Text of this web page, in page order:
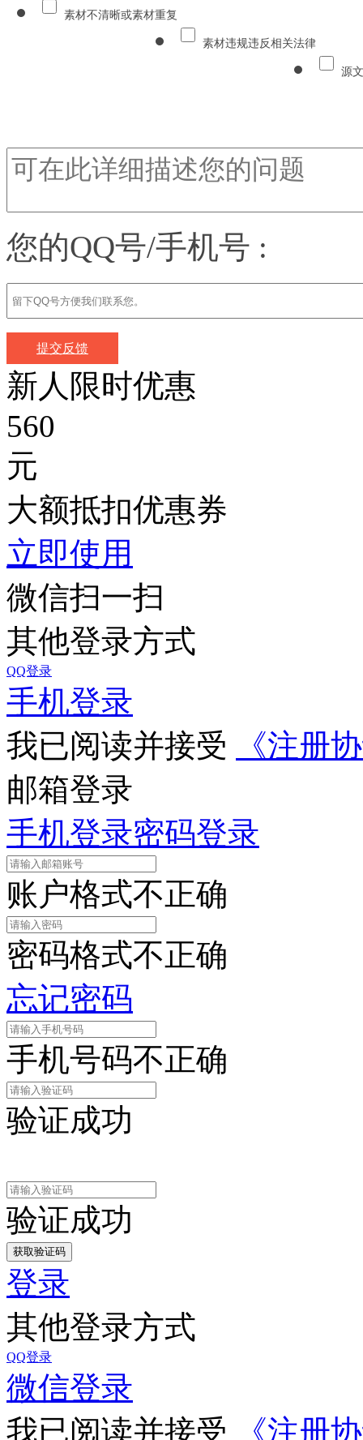
素材不清晰或素材重复
素材违规违反相关法律
源
您的QQ号/手机号 :
提交反馈
新人限时优惠
560
元
大额抵扣优惠券
立即使用
微信扫一扫
其他登录方式
QQ登录
手机登录
我已阅读并接受
《注册
邮箱登录
手机登录密码登录
账户格式不正确
密码格式不正确
忘记密码
手机号码不正确
验证成功
验证成功
登录
其他登录方式
QQ登录
微信登录
我已阅读并接受
《注册